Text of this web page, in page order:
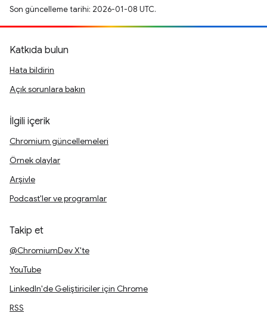
Son güncelleme tarihi: 2026-01-08 UTC.
Katkıda bulun
Hata bildirin
Açık sorunlara bakın
İlgili içerik
Chromium güncellemeleri
Örnek olaylar
Arşivle
Podcast'ler ve programlar
Takip et
@ChromiumDev X'te
YouTube
LinkedIn'de Geliştiriciler için Chrome
RSS